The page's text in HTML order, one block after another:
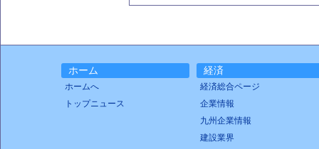
ホーム
ホームへ
トップニュース
経済
経済総合ページ
企業情報
九州企業情報
建設業界